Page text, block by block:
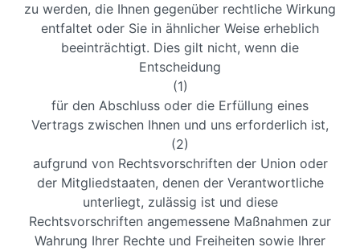
zu werden, die Ihnen gegenüber rechtliche Wirkung
entfaltet oder Sie in ähnlicher Weise erheblich
beeinträchtigt. Dies gilt nicht, wenn die
Entscheidung
(1)
für den Abschluss oder die Erfüllung eines
Vertrags zwischen Ihnen und uns erforderlich ist,
(2)
aufgrund von Rechtsvorschriften der Union oder
der Mitgliedstaaten, denen der Verantwortliche
unterliegt, zulässig ist und diese
Rechtsvorschriften angemessene Maßnahmen zur
Wahrung Ihrer Rechte und Freiheiten sowie Ihrer